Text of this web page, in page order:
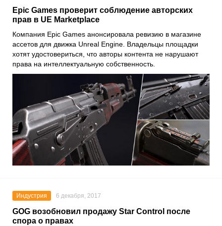
Epic Games проверит соблюдение авторских
прав в UE Marketplace
Компания Epic Games анонсировала ревизию в магазине
ассетов для движка Unreal Engine . Владельцы площадки
хотят удостовериться, что авторы контента не нарушают
права на интеллектуальную собственность.
Индустрия 6 декабря, 2017
GOG возобновил продажу Star Control после
спора о правах